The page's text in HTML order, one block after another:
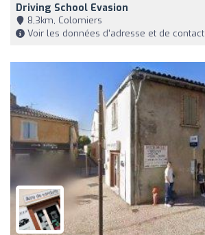
Driving School Evasion
8,3km, Colomiers
Voir les données d'adresse et de contact